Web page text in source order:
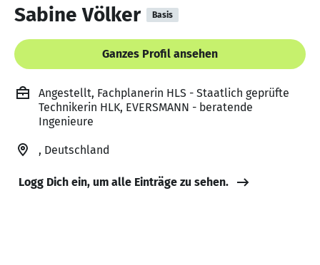
Sabine Völker Basis
Ganzes Profil ansehen
Angestellt, Fachplanerin HLS - Staatlich geprüfte
Technikerin HLK, EVERSMANN - beratende
Ingenieure
, Deutschland
Logg Dich ein, um alle Einträge zu sehen.